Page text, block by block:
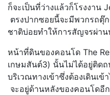
ก็จะเป็นที่ว่างแล้วก็โรงงาน
ตรงปากซอยนี้จะมีพวกรถตุ๊
ชาติบ่อยทำให้การสัญจรผ่า
หน้าที่ดินของคอนโด The
เกษมสันต์3) นั้นไม่ได้อยู่ติด
บริเวณทางเข้าซึ่งต้องเดินเ
จะอยู่ด้านหลังของคอนโดอี